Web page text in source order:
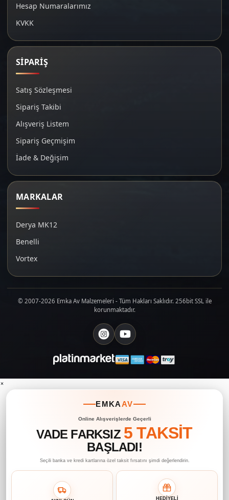
Hesap Numaralarımız
KVKK
SİPARİŞ
Satış Sözleşmesi
Sipariş Takibi
Alışveriş Listem
Sipariş Geçmişim
İade & Değişim
MARKALAR
Derya MK12
Benelli
Vortex
© 2007-2026 Emka Av Malzemeleri - Tüm Hakları Saklıdır. 256bit SSL ile
korunmaktadır.
×
EMKAAV
Online Alışverişlerde Geçerli
VADE FARKSIZ 5 TAKSİT
BAŞLADI!
Seçili banka ve kredi kartlarına özel taksit fırsatını şimdi değerlendirin.
HEDİYELİ